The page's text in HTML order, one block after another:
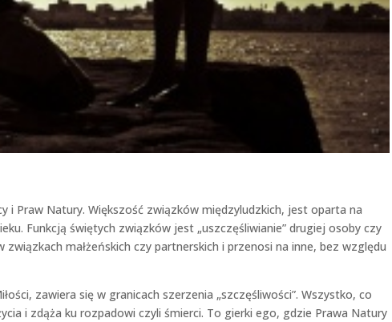
i Praw Natury. Większość związków międzyludzkich, jest oparta na
Funkcją świętych związków jest „uszczęśliwianie” drugiej osoby czy
małżeńskich czy partnerskich i przenosi na inne, bez względu
zawiera się w granicach szerzenia „szczęśliwości”. Wszystko, co
i zdąża ku rozpadowi czyli śmierci. To gierki ego, gdzie Prawa Natury